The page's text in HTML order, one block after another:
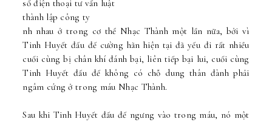
số điện thoại tư vấn luật
thành lập công ty
nh nhau ở trong cơ thể Nhạc Thành một lần nữa, bởi vì
Tinh Huyết đấu đế cường hãn hiện tại đã yếu đi rất nhiều
cuối cùng bị chân khí đánh bại, liên tiếp bại lui, cuối cùng
Tinh Huyết đấu đế không có chỗ dung thân đành phải
ngâm cứng ở trong máu Nhạc Thành.
Sau khi Tinh Huyết đấu đế ngưng vào trong máu, nó một